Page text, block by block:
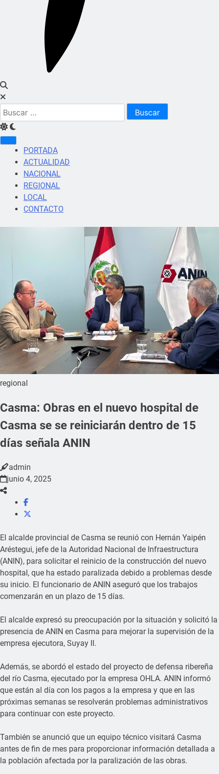
Buscar:
PORTADA
ACTUALIDAD
NACIONAL
REGIONAL
LOCAL
CONTACTO
regional
Casma: Obras en el nuevo hospital de
Casma se se reiniciarán dentro de 15
días señala ANIN
admin
junio 4, 2025
El alcalde provincial de Casma se reunió con Hernán Yaipén
Aréstegui, jefe de la Autoridad Nacional de Infraestructura
(ANIN), para solicitar el reinicio de la construcción del nuevo
hospital, que ha estado paralizada debido a problemas desde
su inicio. El funcionario de ANIN aseguró que los trabajos
comenzarán en un plazo de 15 días.
El alcalde expresó su preocupación por la situación y solicitó la
presencia de ANIN en Casma para mejorar la supervisión de la
empresa ejecutora, Suyay II.
Además, se abordó el estado del proyecto de defensa ribereña
del río Casma, ejecutado por la empresa OHLA. ANIN informó
que están al día con los pagos a la empresa y que en las
próximas semanas se resolverán problemas administrativos
para continuar con este proyecto.
También se anunció que un equipo técnico visitará Casma
antes de fin de mes para proporcionar información detallada a
la población afectada por la paralización de las obras.